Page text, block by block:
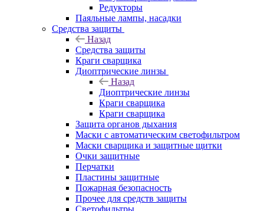
Редукторы
Паяльные лампы, насадки
Средства защиты
Назад
Средства защиты
Краги сварщика
Диоптрические линзы
Назад
Диоптрические линзы
Краги сварщика
Краги сварщика
Защита органов дыхания
Маски с автоматическим светофильтром
Маски сварщика и защитные щитки
Очки защитные
Перчатки
Пластины защитные
Пожарная безопасность
Прочее для средств защиты
Светофильтры